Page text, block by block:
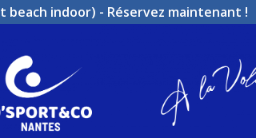
beach indoor) - Réservez maintenant !